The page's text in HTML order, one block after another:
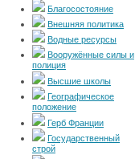
Благосостояние
Внешняя политика
Водные ресурсы
Вооружённые силы и
полиция
Высшие школы
Географическое
положение
Герб Франции
Государственный
строй